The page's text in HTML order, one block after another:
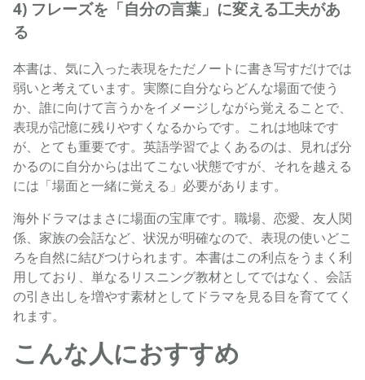
4) フレーズを「自分の言葉」に変える工夫があ
る
本書は、気に入った表現をただノートに書き写すだけでは
弱いと考えています。実際に自分ならどんな場面で使う
か、誰に向けて言うかをイメージしながら覚えることで、
表現が記憶に残りやすくなるからです。これは地味です
が、とても重要です。英語学習でよくあるのは、見れば分
かるのに自分からは出てこない状態ですが、それを越える
には「場面と一緒に覚える」必要があります。
海外ドラマはまさに場面の宝庫です。職場、恋愛、友人関
係、家族の会話など、状況が明確なので、表現の使いどこ
ろを自然に結びつけられます。本書はこの利点をうまく利
用しており、単なるリスニング教材としてではなく、会話
の引き出しを増やす素材としてドラマを見る目を育ててく
れます。
こんな人におすすめ